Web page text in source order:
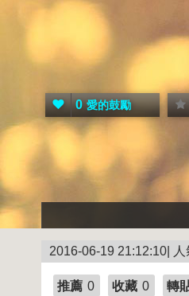
0 愛的鼓勵
2016-06-19 21:12:10| 人
推薦 0 收藏 0 轉